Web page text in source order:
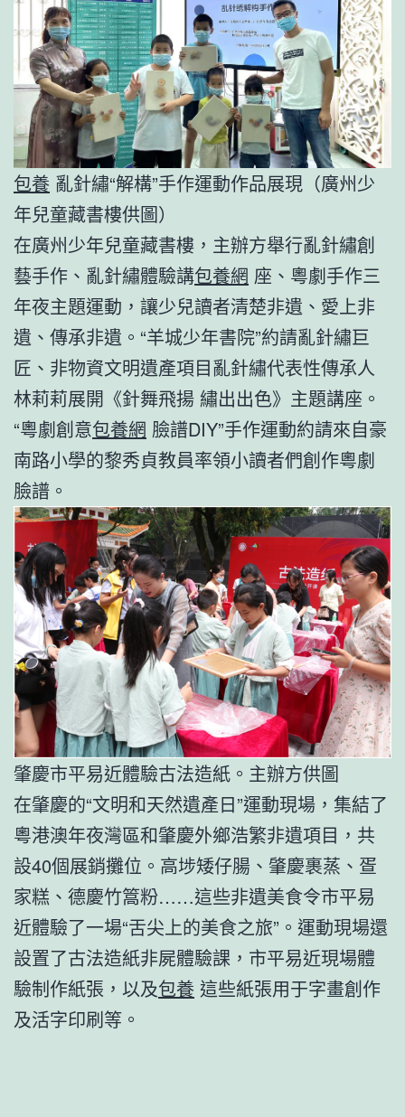
包養 亂針繡“解構”手作運動作品展現（廣州少
年兒童藏書樓供圖）
在廣州少年兒童藏書樓，主辦方舉行亂針繡創
藝手作、亂針繡體驗講包養網 座、粵劇手作三
年夜主題運動，讓少兒讀者清楚非遺、愛上非
遺、傳承非遺。“羊城少年書院”約請亂針繡巨
匠、非物資文明遺產項目亂針繡代表性傳承人
林莉莉展開《針舞飛揚 繡出出色》主題講座。
“粵劇創意包養網 臉譜DIY”手作運動約請來自豪
南路小學的黎秀貞教員率領小讀者們創作粵劇
臉譜。
肇慶市平易近體驗古法造紙。主辦方供圖
在肇慶的“文明和天然遺產日”運動現場，集結了
粵港澳年夜灣區和肇慶外鄉浩繁非遺項目，共
設40個展銷攤位。高埗矮仔腸、肇慶裹蒸、疍
家糕、德慶竹篙粉……這些非遺美食令市平易
近體驗了一場“舌尖上的美食之旅”。運動現場還
設置了古法造紙非屍體驗課，市平易近現場體
驗制作紙張，以及包養 這些紙張用于字畫創作
及活字印刷等。